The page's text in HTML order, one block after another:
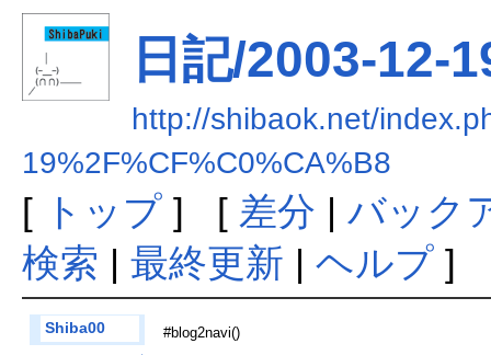
日記/2003-12-
http://shibaok.net/
19%2F%CF%C0%CA%B8
[ トップ] [ 差分 | バック
検索 | 最終更新 | ヘルプ]
Shiba00 #blog2navi()